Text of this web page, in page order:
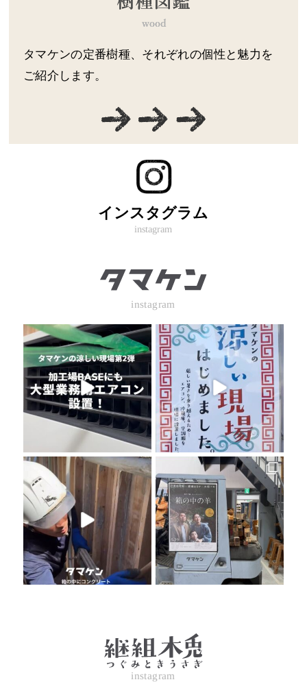
タマケンの定番樹種、それぞれの個性と魅力を
ご紹介します。
インスタグラム
instagram
instagram
instagram